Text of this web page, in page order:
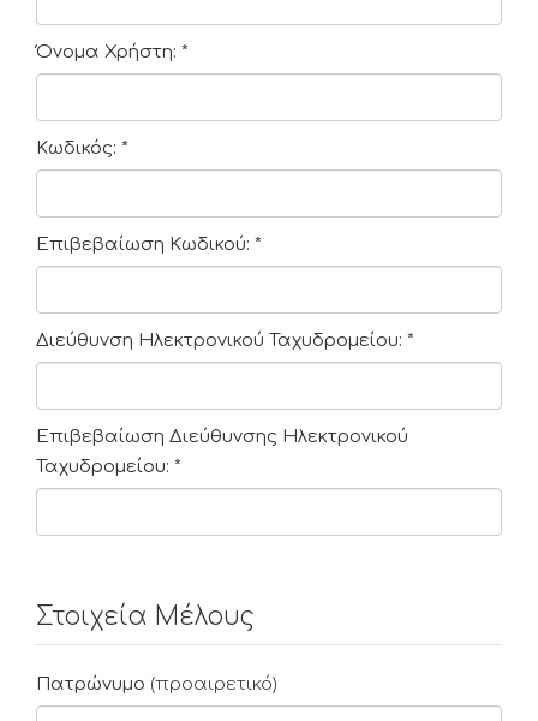
Όνομα Χρήστη: *
Κωδικός: *
Επιβεβαίωση Κωδικού: *
Διεύθυνση Ηλεκτρονικού Ταχυδρομείου: *
Επιβεβαίωση Διεύθυνσης Ηλεκτρονικού
Ταχυδρομείου: *
Στοιχεία Μέλους
Πατρώνυμο (προαιρετικό)